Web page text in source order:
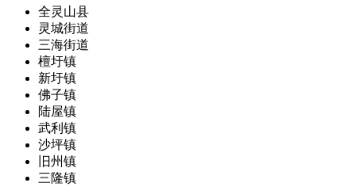
全灵山县
灵城街道
三海街道
檀圩镇
新圩镇
佛子镇
陆屋镇
武利镇
沙坪镇
旧州镇
三隆镇